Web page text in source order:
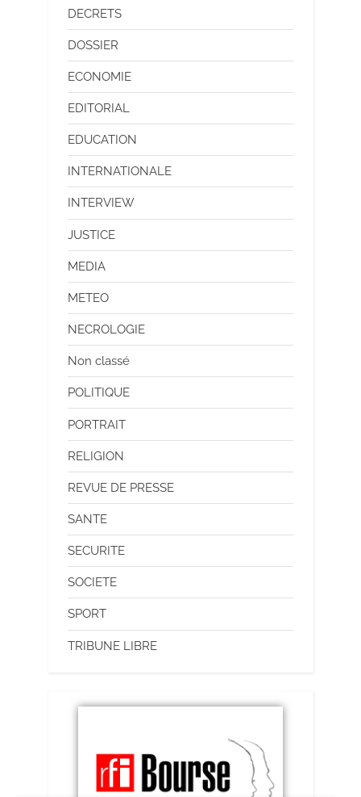
DECRETS
DOSSIER
ECONOMIE
EDITORIAL
EDUCATION
INTERNATIONALE
INTERVIEW
JUSTICE
MEDIA
METEO
NECROLOGIE
Non classé
POLITIQUE
PORTRAIT
RELIGION
REVUE DE PRESSE
SANTE
SECURITE
SOCIETE
SPORT
TRIBUNE LIBRE